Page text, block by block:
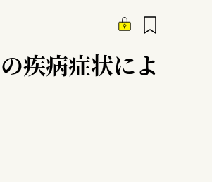
疾病症状によ